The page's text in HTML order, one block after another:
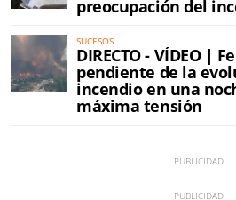
preocupación del
SUCESOS
DIRECTO - VÍDEO |
pendiente de la
incendio en una
máxima tensión